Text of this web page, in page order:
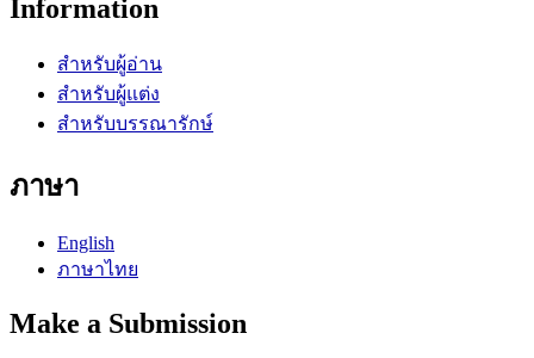
Information
สำหรับผู้อ่าน
สำหรับผู้แต่ง
สำหรับบรรณารักษ์
ภาษา
English
ภาษาไทย
Make a Submission